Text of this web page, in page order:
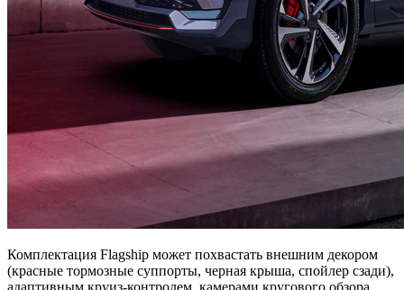
Комплектация Flagship может похвастать внешним декором
(красные тормозные суппорты, черная крыша, спойлер сзади),
адаптивным круиз-контролем, камерами кругового обзора,